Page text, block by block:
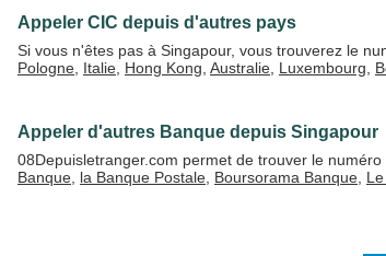
Appeler CIC depuis d'autres pays
Si vous n'êtes pas à Singapour, vous trouverez le
Pologne Italie Hong Kong Australie Luxembourg
Appeler d'autres Banque depuis Singapour
08Depuisletranger.com permet de trouver le
Banque la Banque Postale Boursorama Banque